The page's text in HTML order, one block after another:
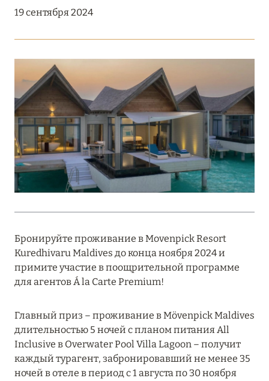
19 сентября 2024
THE ST. REGIS MALDIVES VOMMULI:
МАНИФЕСТ ЭСТЕТИКИ В САМОМ СЕРДЦЕ
ОКЕАНА
Подробнее
27 апреля 2026
ПОЛНАЯ ПЕРЕЗАГРУЗКА: JUMEIRAH BALI,
ПРЯМОЙ ПЕРЕЛЁТ
20 марта 2026
MARCH GRAND ESCAPE: ПРЕДЛОЖЕНИЕ ОТ Á
ASTORIA MALDIVES ITHAAFUSHI, МАЛЬДИВЫ
Подробнее
12 ноября 2025
Бронируйте проживание в Movenpick Resort
Kuredhivaru Maldives до конца ноября 2024 и
примите участие в поощрительной программе
для агентов Á la Carte Premium!
Главный приз – проживание в Mövenpick Maldives
длительностью 5 ночей с планом питания All
Inclusive в Overwater Pool Villa Lagoon – получит
каждый турагент, забронировавший не менее 35
ночей в отеле в период с 1 августа по 30 ноября